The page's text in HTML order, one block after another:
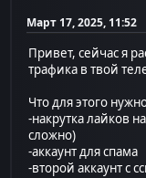
Март 17, 2025, 11:52
Привет, сейчас я
трафика в твой
Что для этого
-накрутка лайков
сложно)
-аккаунт для спама
-второй аккаунт с